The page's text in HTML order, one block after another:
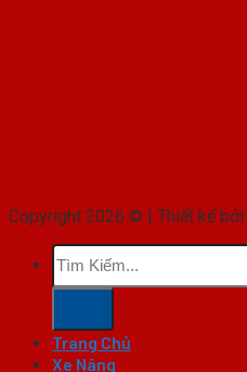
Copyright 2026 © | Thiết kế bởi
Tìm
kiếm:
Trang Chủ
Xe Nâng